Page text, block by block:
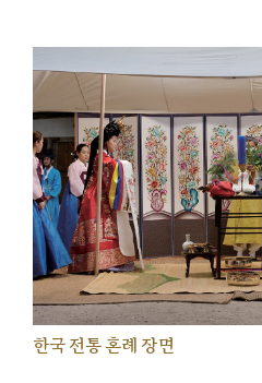
한국 전통 혼례 장면